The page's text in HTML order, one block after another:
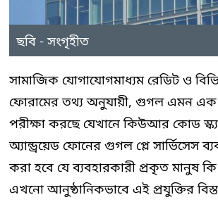
ছবি - সংগৃহীত
সামাজিক যোগাযোগমাধ্যম রেডিট ও
ফোরামের তথ্য অনুযায়ী, গুগল এমন এক
পরীক্ষা করছে যেখানে কিউআর কোড
অ্যান্ড্রয়েড ফোনের গুগল প্লে সার্ভিসেস
করা হবে যে ব্যবহারকারী প্রকৃত মানুষ
এখনো আনুষ্ঠানিকভাবে এই প্রযুক্তির